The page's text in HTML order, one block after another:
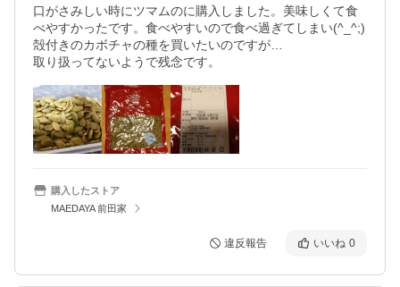
口がさみしい時にツマムのに購入しました。美味しくて食
べやすかったです。食べやすいので食べ過ぎてしまい(^_^;)
殻付きのカボチャの種を買いたいのですが…
取り扱ってないようで残念です。
購入したストア
MAEDAYA 前田家
違反報告 いいね 0